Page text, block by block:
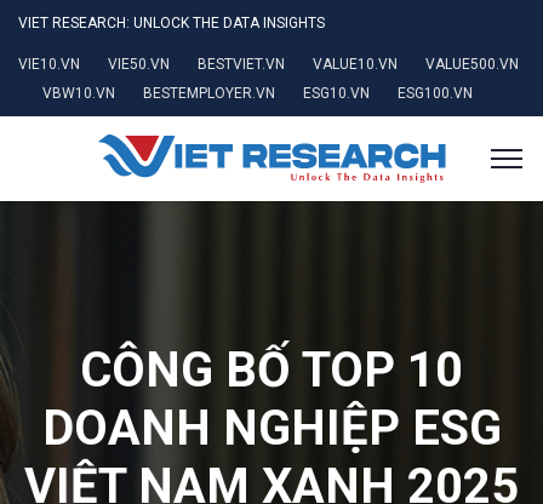
VIET RESEARCH: UNLOCK THE DATA INSIGHTS
VIE10.VN VIE50.VN BESTVIET.VN VALUE10.VN
VALUE500.VN
VBW10.VN
BESTEMPLOYER.VN ESG10.VN ESG100.VN
CÔNG BỐ TOP 10
DOANH NGHIỆP ESG
VIỆT NAM XANH 2025